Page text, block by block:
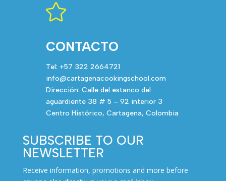

CONTACTO
Tel: +57 322 2664721
info@cartagenacookingschool.com
Dirección: Calle del estanco del
aguardiente 38 # 5 – 92 interior 3
Centro Histórico, Cartagena, Colombia
SUBSCRIBE TO OUR
NEWSLETTER
Receive information, promotions and more before